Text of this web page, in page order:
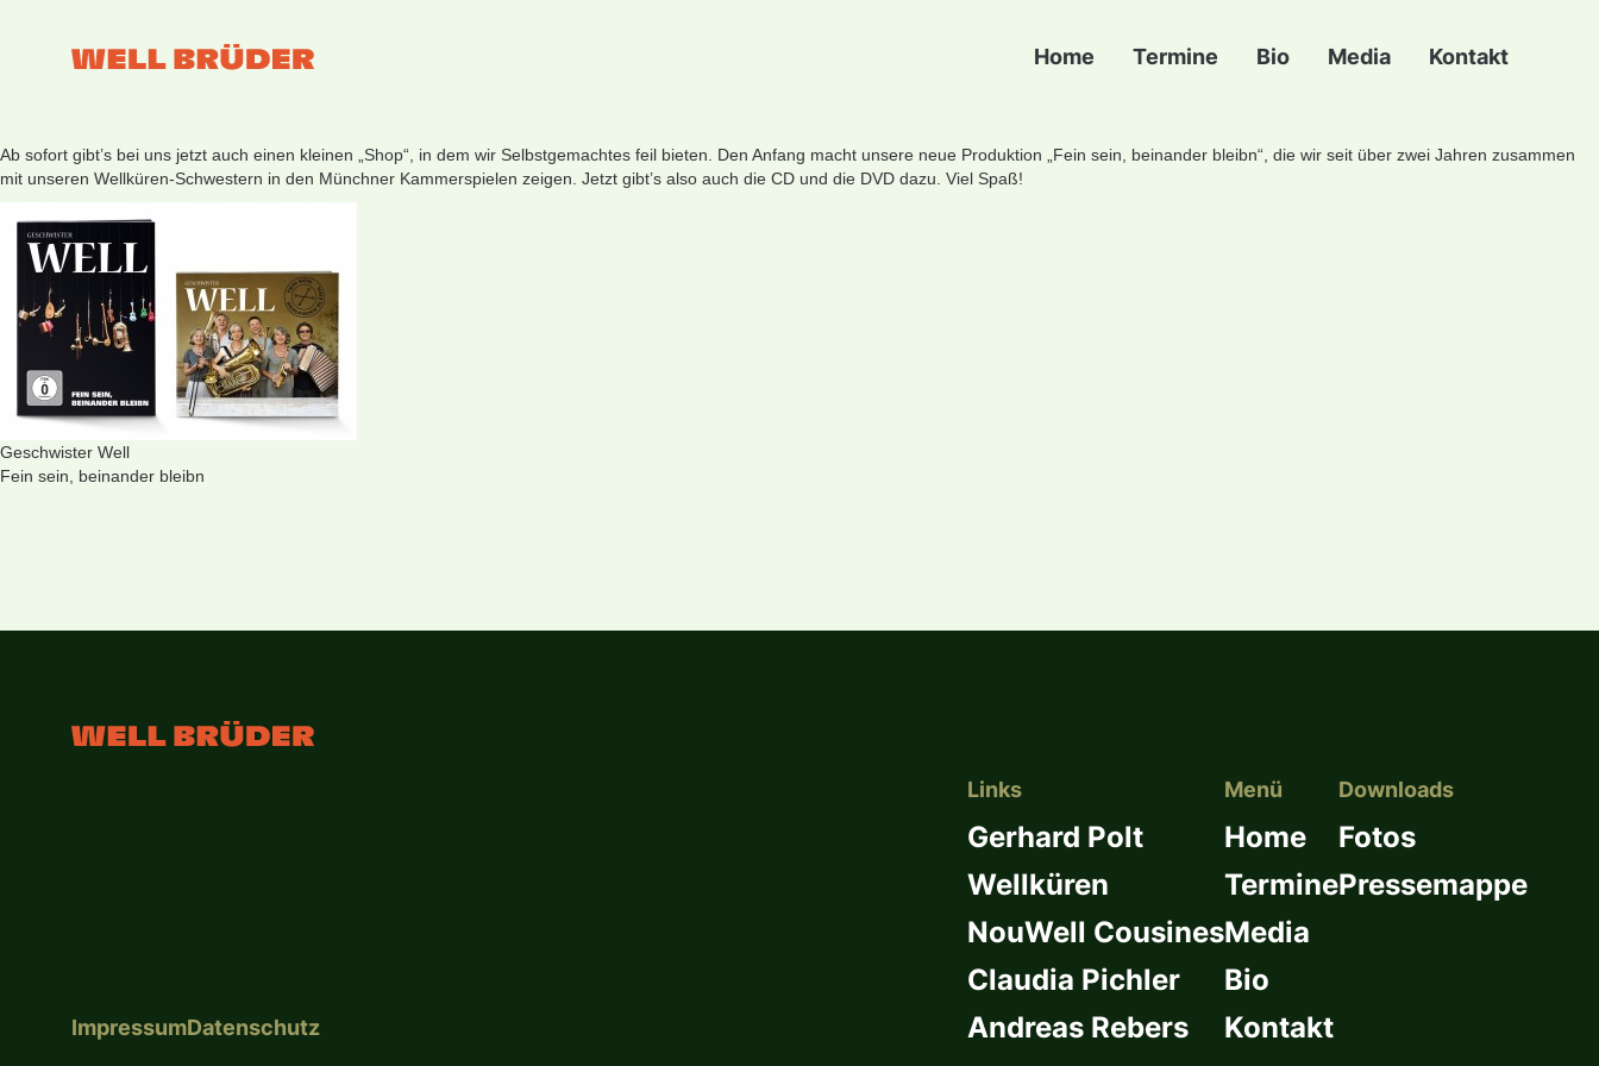
Home Termine Bio Media Kontakt
Ab sofort gibt’s bei uns jetzt auch einen kleinen „Shop“ , in dem wir Selbstgemachtes feil bieten. Den Anfang macht unsere neue Produktion „Fein sein, beinander bleibn“, die wir seit über zwei Jahren zusammen
mit unseren Wellküren-Schwestern in den Münchner Kammerspielen zeigen. Jetzt gibt’s also auch die CD und die DVD dazu. Viel Spaß!
Geschwister Well
Fein sein, beinander bleibn
ImpressumDatenschutz
Links
Gerhard Polt
Wellküren
NouWell Cousines
Claudia Pichler
Andreas Rebers
Menü
Home
Termine
Media
Bio
Kontakt
Downloads
Fotos
Pressemappe